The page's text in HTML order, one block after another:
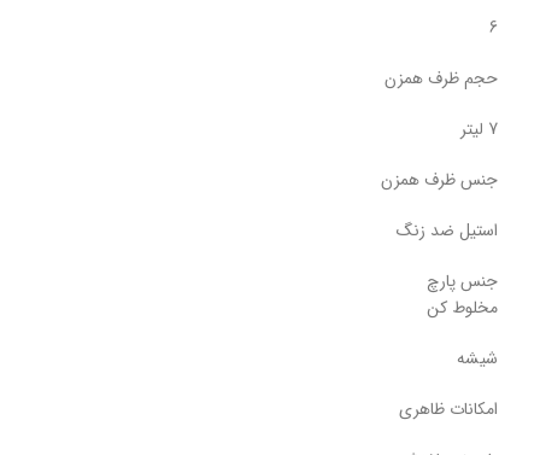
6
حجم ظرف همزن
7 لیتر
جنس ظرف همزن
استیل ضد زنگ
جنس پارچ
مخلوط کن
شیشه
امکانات ظاهری